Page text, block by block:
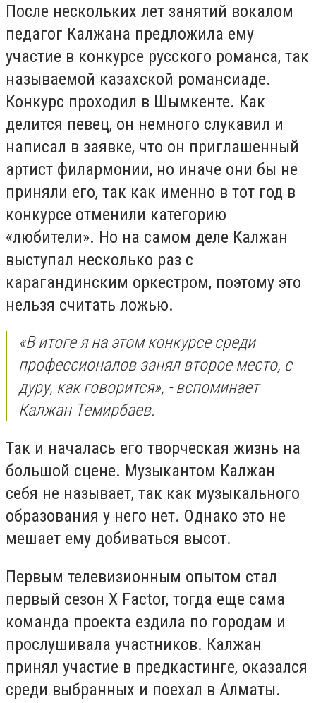
После нескольких лет занятий вокалом
педагог Калжана предложила ему
участие в конкурсе русского романса, так
называемой казахской романсиаде.
Конкурс проходил в Шымкенте. Как
делится певец, он немного слукавил и
написал в заявке, что он приглашенный
артист филармонии, но иначе они бы не
приняли его, так как именно в тот год в
конкурсе отменили категорию
«любители». Но на самом деле Калжан
выступал несколько раз с
карагандинским оркестром, поэтому это
нельзя считать ложью.
«В итоге я на этом конкурсе среди
профессионалов занял второе место, с
дуру, как говорится», - вспоминает
Калжан Темирбаев.
Так и началась его творческая жизнь на
большой сцене. Музыкантом Калжан
себя не называет, так как музыкального
образования у него нет. Однако это не
мешает ему добиваться высот.
Первым телевизионным опытом стал
первый сезон X Factor, тогда еще сама
команда проекта ездила по городам и
прослушивала участников. Калжан
принял участие в предкастинге, оказался
среди выбранных и поехал в Алматы.